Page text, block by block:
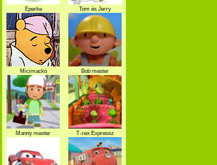
Eperke Tom és Jerry
Micimackó Bob mester
Manny mester T-rex Expressz